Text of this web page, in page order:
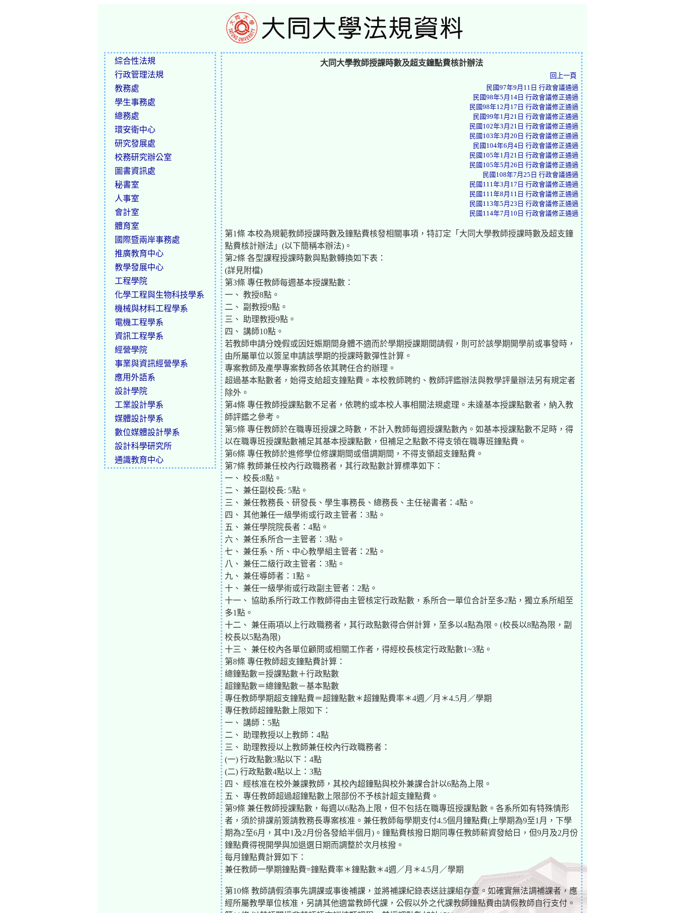
綜合性法規
行政管理法規
教務處
學生事務處
總務處
環安衛中心
研究發展處
校務研究辦公室
圖書資訊處
秘書室
人事室
會計室
體育室
國際暨兩岸事務處
推廣教育中心
教學發展中心
工程學院
化學工程與生物科技學系
機械與材料工程學系
電機工程學系
資訊工程學系
經營學院
事業與資訊經營學系
應用外語系
設計學院
工業設計學系
媒體設計學系
數位媒體設計學系
設計科學研究所
通識教育中心
大同大學教師授課時數及超支鐘點費核計辦法
回上一頁
民國97年9月11日 行政會議通過
民國98年5月14日 行政會議修正通過
民國98年12月17日 行政會議修正通過
民國99年1月21日 行政會議修正通過
民國102年3月21日 行政會議修正通過
民國103年3月20日 行政會議修正通過
民國104年6月4日 行政會議修正通過
民國105年1月21日 行政會議修正通過
民國105年5月26日 行政會議修正通過
民國108年7月25日 行政會議通過
民國111年3月17日 行政會議修正通過
民國111年8月11日 行政會議修正通過
民國113年5月23日 行政會議修正通過
民國114年7月10日 行政會議修正通過
第1條 本校為規範教師授課時數及鐘點費核發相關事項，特訂定「大同大學教師授課時數及超支鐘
點費核計辦法」(以下簡稱本辦法)。
第2條 各型課程授課時數與點數轉換如下表：
(詳見附檔)
第3條 專任教師每週基本授課點數：
一、 教授8點。
二、 副教授9點。
三、 助理教授9點。
四、 講師10點。
若教師申請分娩假或因妊娠期間身體不適而於學期授課期間請假，則可於該學期開學前或事發時，
由所屬單位以簽呈申請該學期的授課時數彈性計算。
專案教師及產學專案教師各依其聘任合約辦理。
超過基本點數者，始得支給超支鐘點費。本校教師聘約、教師評鑑辦法與教學評量辦法另有規定者
除外。
第4條 專任教師授課點數不足者，依聘約或本校人事相關法規處理。未達基本授課點數者，納入教
師評鑑之參考。
第5條 專任教師於在職專班授課之時數，不計入教師每週授課點數內。如基本授課點數不足時，得
以在職專班授課點數補足其基本授課點數，但補足之點數不得支領在職專班鐘點費。
第6條 專任教師於進修學位修課期間或借調期間，不得支領超支鐘點費。
第7條 教師兼任校內行政職務者，其行政點數計算標準如下：
一、 校長:8點。
二、 兼任副校長: 5點。
三、 兼任教務長、研發長、學生事務長、總務長、主任祕書者：4點。
四、 其他兼任一級學術或行政主管者：3點。
五、 兼任學院院長者：4點。
六、 兼任系所合一主管者：3點。
七、 兼任系、所、中心教學組主管者：2點。
八、 兼任二級行政主管者：3點。
九、 兼任導師者：1點。
十、 兼任一級學術或行政副主管者：2點。
十一、 協助系所行政工作教師得由主管核定行政點數，系所合一單位合計至多2點，獨立系所組至
多1點。
十二、 兼任兩項以上行政職務者，其行政點數得合併計算，至多以4點為限。(校長以8點為限，副
校長以5點為限)
十三、 兼任校內各單位顧問或相關工作者，得經校長核定行政點數1~3點。
第8條 專任教師超支鐘點費計算：
總鐘點數＝授課點數＋行政點數
超鐘點數＝總鐘點數－基本點數
專任教師學期超支鐘點費＝超鐘點數＊超鐘點費率＊4週／月＊4.5月／學期
專任教師超鐘點數上限如下：
一、 講師：5點
二、 助理教授以上教師：4點
三、 助理教授以上教師兼任校內行政職務者：
(一) 行政點數3點以下：4點
(二) 行政點數4點以上：3點
四、 經核准在校外兼課教師，其校內超鐘點與校外兼課合計以6點為上限。
五、 專任教師超過超鐘點數上限部份不予核計超支鐘點費。
第9條 兼任教師授課點數，每週以6點為上限，但不包括在職專班授課點數。各系所如有特殊情形
者，須於排課前簽請教務長專案核准。兼任教師每學期支付4.5個月鐘點費(上學期為9至1月，下學
期為2至6月，其中1及2月份各發給半個月)。鐘點費核撥日期同專任教師薪資發給日，但9月及2月份
鐘點費得視開學與加退選日期而調整於次月核撥。
每月鐘點費計算如下：
兼任教師一學期鐘點費=鐘點費率＊鐘點數＊4週／月＊4.5月／學期
第10條 教師請假須事先調課或事後補課，並將補課紀錄表送註課組存查。如確實無法調補課者，應
經所屬教學單位核准，另請其他適當教師代課，公假以外之代課教師鐘點費由請假教師自行支付。